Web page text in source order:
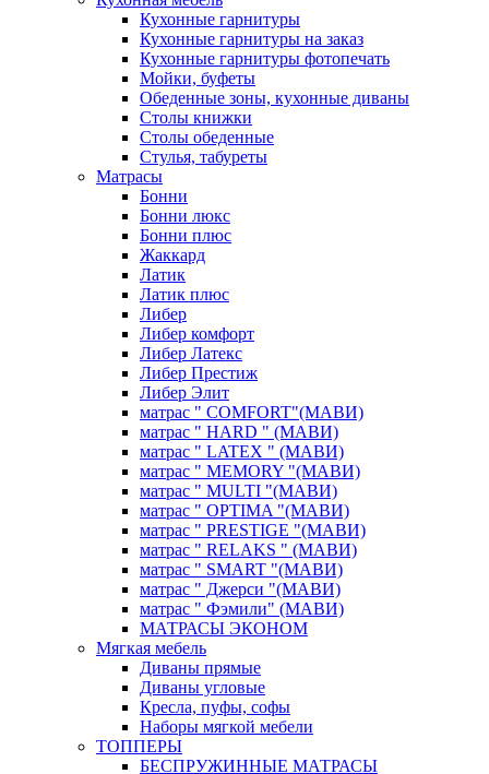
Кухонные гарнитуры
Кухонные гарнитуры на заказ
Кухонные гарнитуры фотопечать
Мойки, буфеты
Обеденные зоны, кухонные диваны
Столы книжки
Столы обеденные
Стулья, табуреты
Матрасы
Бонни
Бонни люкс
Бонни плюс
Жаккард
Латик
Латик плюс
Либер
Либер комфорт
Либер Латекс
Либер Престиж
Либер Элит
матрас " COMFORT"(МАВИ)
матрас " HARD " (МАВИ)
матрас " LATEX " (МАВИ)
матрас " MEMORY "(МАВИ)
матрас " MULTI "(МАВИ)
матрас " OPTIMA "(МАВИ)
матрас " PRESTIGE "(МАВИ)
матрас " RELAKS " (МАВИ)
матрас " SMART "(МАВИ)
матрас " Джерси "(МАВИ)
матрас " Фэмили" (МАВИ)
МАТРАСЫ ЭКОНОМ
Мягкая мебель
Диваны прямые
Диваны угловые
Кресла, пуфы, софы
Наборы мягкой мебели
ТОППЕРЫ
БЕСПРУЖИННЫЕ МАТРАСЫ